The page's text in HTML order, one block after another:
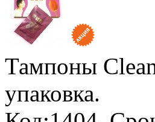
Тампоны
упаковка.